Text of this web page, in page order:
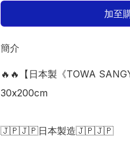
加至
簡介
🔥🔥【日本製《TOWA
30x200cm
🇯🇵🇯🇵日本製造🇯🇵🇯🇵